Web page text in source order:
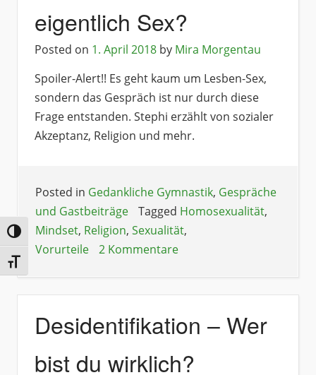
Umschalten auf hohe Kontraste
Schrift vergrößern
eigentlich Sex?
Posted on 1. April 2018 by Mira Morgentau
Spoiler-Alert!! Es geht kaum um Lesben-Sex,
sondern das Gespräch ist nur durch diese
Frage entstanden. Stephi erzählt von sozialer
Akzeptanz, Religion und mehr.
Posted in Gedankliche Gymnastik, Gespräche
und Gastbeiträge
Tagged Homosexualität,
Mindset, Religion, Sexualität,
Vorurteile
2 Kommentare
Desidentifikation – Wer
bist du wirklich?